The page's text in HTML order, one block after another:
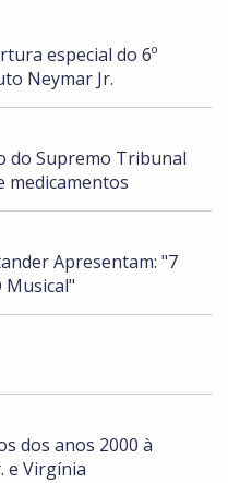
especial do 6º
Neymar Jr.
do Supremo Tribunal
medicamentos
Apresentam: "7
Musical"
dos anos 2000 à
e Virgínia